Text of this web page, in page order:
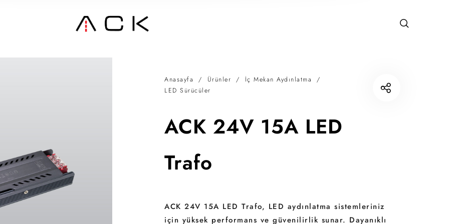
Anasayfa / Ürünler / İç Mekan Aydınlatma
/
LED Sürücüler
ACK 24V 15A LED
Trafo
ACK 24V 15A LED Trafo, LED aydınlatma sistemleriniz
için yüksek performans ve güvenilirlik sunar. Dayanıklı